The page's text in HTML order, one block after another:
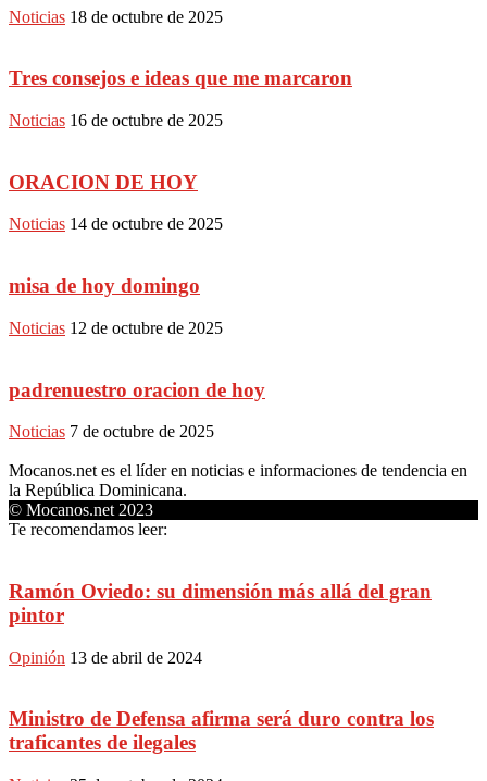
Noticias 18 de octubre de 2025
Tres consejos e ideas que me marcaron
Noticias 16 de octubre de 2025
ORACION DE HOY
Noticias 14 de octubre de 2025
misa de hoy domingo
Noticias 12 de octubre de 2025
padrenuestro oracion de hoy
Noticias 7 de octubre de 2025
Mocanos.net es el líder en noticias e informaciones de tendencia en
la República Dominicana.
© Mocanos.net 2023
Te recomendamos leer:
Ramón Oviedo: su dimensión más allá del gran
pintor
Opinión 13 de abril de 2024
Ministro de Defensa afirma será duro contra los
traficantes de ilegales